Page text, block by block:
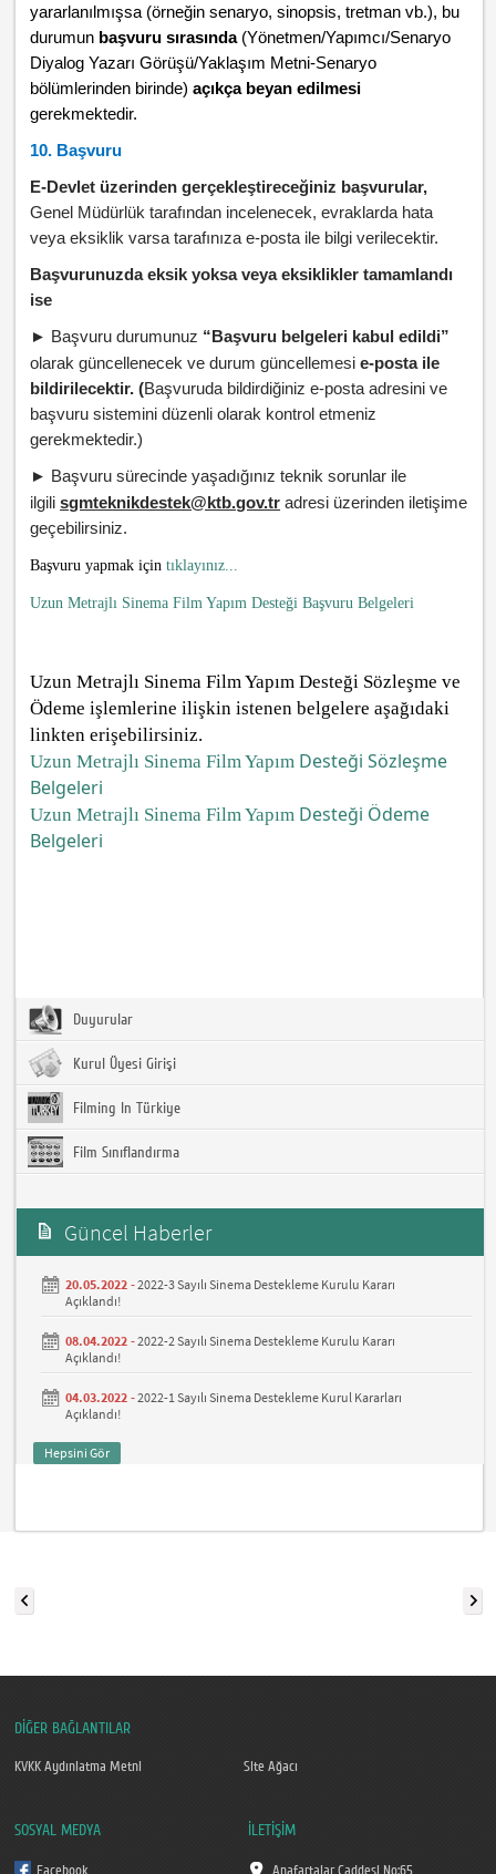
yararlanılmışsa (örneğin senaryo, sinopsis, tretman vb.), bu
durumun başvuru sırasında (Yönetmen/Yapımcı/Senaryo
Diyalog Yazarı Görüşü/Yaklaşım Metni-Senaryo
bölümlerinden birinde)açıkça beyan edilmesi
gerekmektedir.
10. Başvuru
E-Devlet üzerinden gerçekleştireceğiniz başvurular,
Genel Müdürlük tarafından incelenecek, evraklarda hata
veya eksiklik varsa tarafınıza e-posta ile bilgi verilecektir.
Başvurunuzda eksik yoksa veya eksiklikler tamamlandı
ise
► Başvuru durumunuz “Başvuru belgeleri kabul edildi”
olarak güncellenecek ve durum güncellemesie-posta ile
bildirilecektir. (Başvuruda bildirdiğiniz e-posta adresini ve
başvuru sistemini düzenli olarak kontrol etmeniz
gerekmektedir.)
► Başvuru sürecinde yaşadığınız teknik sorunlar ile
ilgilisgmteknikdestek@ktb.gov.tr adresi üzerinden iletişime
geçebilirsiniz.
Başvuru yapmak içintıklayınız...
Uzun Metrajlı Sinema Film Yapım Desteği Başvuru Belgeleri
Uzun Metrajlı Sinema Film Yapım Desteği Sözleşme ve
Ödeme işlemlerine ilişkin istenen belgelere aşağıdaki
linkten erişebilirsiniz.
Uzun Metrajlı Sinema Film Yapım Desteği Sözleşme
Belgeleri
Uzun Metrajlı Sinema Film Yapım Desteği Ödeme
Belgeleri
Duyurular
Kurul Üyesi Girişi
Filming In Türkiye
Film Sınıflandırma
Güncel Haberler
20.05.2022 -2022-3 Sayılı Sinema Destekleme Kurulu Kararı
Açıklandı!
08.04.2022 -2022-2 Sayılı Sinema Destekleme Kurulu Kararı
Açıklandı!
04.03.2022 -2022-1 Sayılı Sinema Destekleme Kurul Kararları
Açıklandı!
Hepsini Gör
DİĞER BAĞLANTILAR
KVKK Aydınlatma Metni Site Ağacı
SOSYAL MEDYA
Facebook
İLETİŞİM
Anafartalar Caddesi No:65